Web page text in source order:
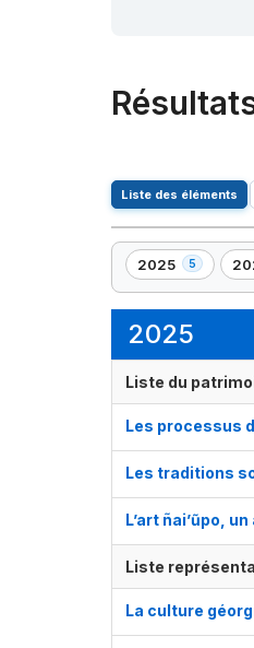
Liste des éléments
2025 5
,
5
,
3
2025
Liste du
Les processus
Les traditions
L’art ñai’ũpo,
Liste
La culture